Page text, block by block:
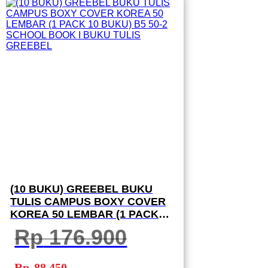
(10 BUKU) GREEBEL BUKU
TULIS CAMPUS BOXY COVER
KOREA 50 LEMBAR (1 PACK
10 BUKU) B5 50-2 SCHOOL
BOOK I BUKU TULIS GREEBEL
Rp176.900
Harga
aslinya